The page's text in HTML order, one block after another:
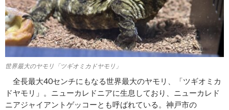
世界最大のヤモリ「ツギオミカドヤモリ」
全長最大40センチにもなる世界最大のヤモリ、「ツギオミカ
ドヤモリ」。ニューカレドニアに生息しており、ニューカレド
ニアジャイアントゲッコーとも呼ばれている。神戸市の